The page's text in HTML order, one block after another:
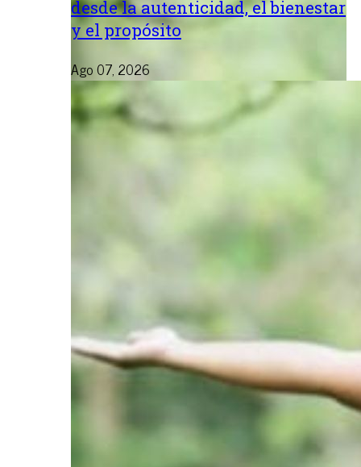
desde la autenticidad, el bienestar
y el propósito
Ago 07, 2026